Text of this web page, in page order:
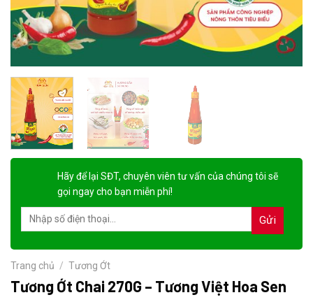
Hãy để lại SĐT, chuyên viên tư vấn của chúng tôi sẽ
gọi ngay cho bạn miễn phí!
Trang chủ / Tương Ớt
Tương Ớt Chai 270G – Tương Việt Hoa Sen